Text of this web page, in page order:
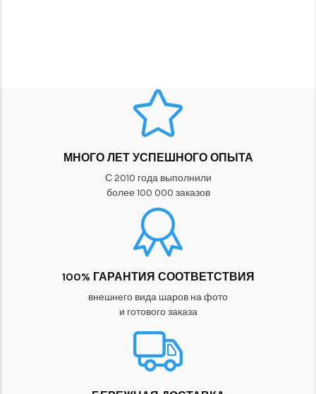
МНОГО ЛЕТ УСПЕШНОГО ОПЫТА
С 2010 года выполнили
более 100 000 заказов
100% ГАРАНТИЯ СООТВЕТСТВИЯ
внешнего вида шаров на фото
и готового заказа